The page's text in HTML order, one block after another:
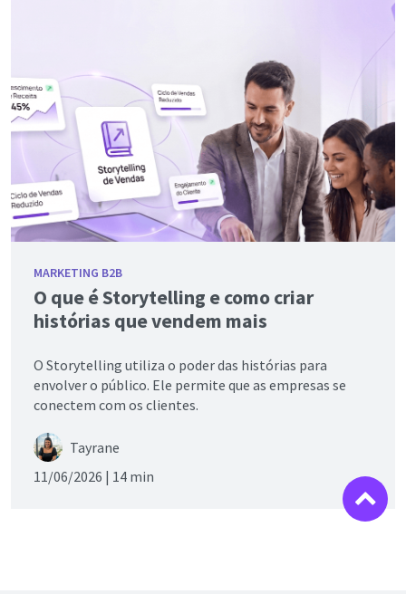
MARKETING B2B
O que é Storytelling e como criar
histórias que vendem mais
O Storytelling utiliza o poder das histórias para
envolver o público. Ele permite que as empresas se
conectem com os clientes.
Tayrane
11/06/2026 | 14 min